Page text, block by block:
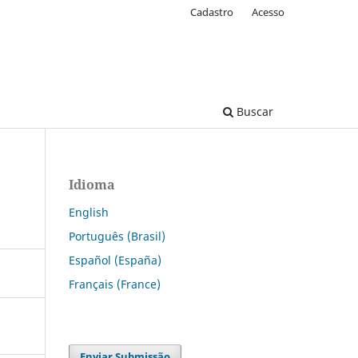
Buscar
Cadastro Acesso
Idioma
English
Português (Brasil)
Español (España)
Français (France)